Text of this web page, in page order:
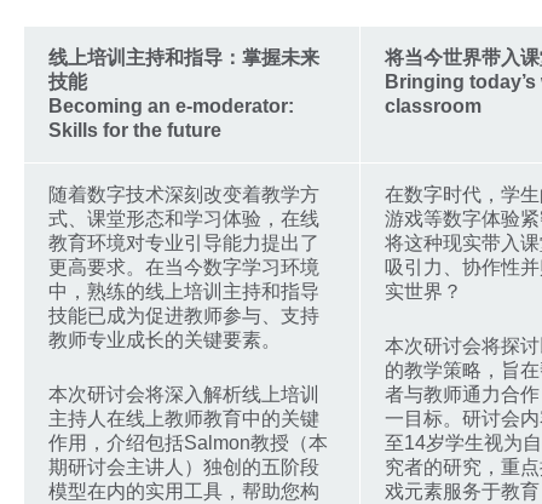
线上培训主持和指导：掌握未来
技能
Becoming an e-moderator:
Skills for the future
将当今世界带入
Bringing
classroom
随着数字技术深刻改变着教学方
式、课堂形态和学习体验，在线
教育环境对专业引导能力提出了
更高要求。在当今数字学习环境
中，熟练的线上培训主持和指导
技能已成为促进教师参与、支持
教师专业成长的关键要素。
本次研讨会将深入解析线上培训
主持人在线上教师教育中的关键
作用，介绍包括Salmon教授（本
期研讨会主讲人）独创的五阶段
模型在内的实用工具，帮助您构
在数字时代，学
游戏等数字体验
将这种现实带入
吸引力、协作性
实世界？
本次研讨会将探
的教学策略，旨
者与教师通力合
一目标。研讨会
至14岁学生视为
究者的研究，重
戏元素服务于教